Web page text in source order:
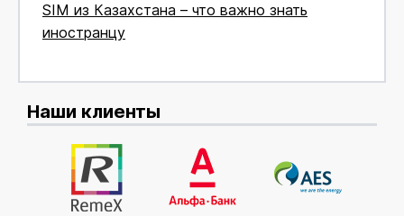
SIM из Казахстана – что важно знать
иностранцу
Наши клиенты